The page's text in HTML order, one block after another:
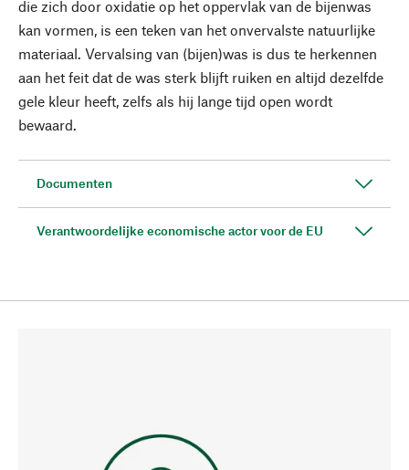
die zich door oxidatie op het oppervlak van de bijenwas
kan vormen, is een teken van het onvervalste natuurlijke
materiaal. Vervalsing van (bijen)was is dus te herkennen
aan het feit dat de was sterk blijft ruiken en altijd dezelfde
gele kleur heeft, zelfs als hij lange tijd open wordt
bewaard.
Documenten
Verantwoordelijke economische actor voor de EU